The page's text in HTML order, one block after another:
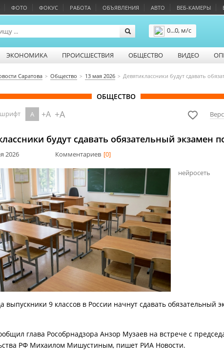
ФОТО ФОКУС РАБОТА ОБЪЯВЛЕНИЯ АВТО ВЕБ-КАМЕРЫ
0...0, м/с
ЭКОНОМИКА ПРОИСШЕСТВИЯ ОБЩЕСТВО ВИДЕО
Саратова Общество 13 мая 2026 Девятиклассники будут сдавать
ОБЩЕСТВО
A +A +A
будут сдавать обязательный экзамен
2026 Комментариев [0]
нейросеть
выпускники 9 классов в России начнут сдавать обязательный
глава Рособрнадзора Анзор Музаев на встрече с
РФ Михаилом Мишустиным, пишет РИА Новости.